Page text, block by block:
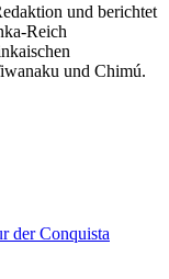
und berichtet
Reich
und Chimú.
der Conquista